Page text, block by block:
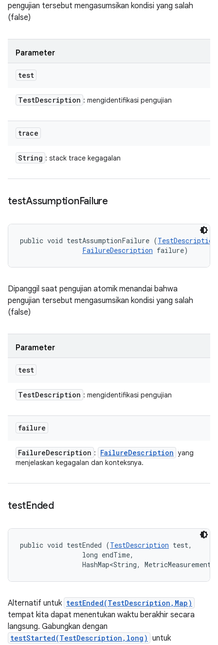
pengujian tersebut mengasumsikan kondisi yang salah
(false)
Parameter
test
TestDescription : mengidentifikasi pengujian
trace
String : stack trace kegagalan
testAssumptionFailure
public void testAssumptionFailure (TestDescription
FailureDescription failure)
Dipanggil saat pengujian atomik menandai bahwa
pengujian tersebut mengasumsikan kondisi yang salah
(false)
Parameter
test
TestDescription : mengidentifikasi pengujian
failure
FailureDescription : FailureDescription yang
menjelaskan kegagalan dan konteksnya.
testEnded
public void testEnded (TestDescription test,
                long endTime,
HashMap<String,
Alternatif untuk testEnded(TestDescription,Map)
tempat kita dapat menentukan waktu berakhir secara
langsung. Gabungkan dengan
testStarted(TestDescription,long) untuk